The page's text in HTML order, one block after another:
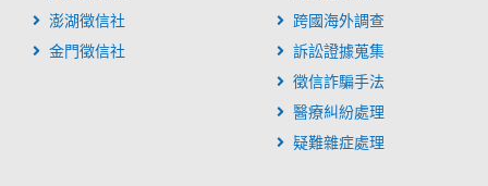
澎湖徵信社
金門徵信社
跨國海外調查
訴訟證據蒐集
徵信詐騙手法
醫療糾紛處理
疑難雜症處理